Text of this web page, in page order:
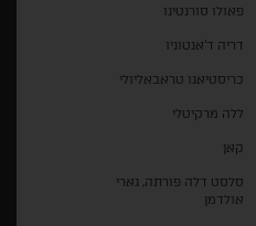
פאולו סורנטינו
דריה ד'אנטוניו
כריסטיאנו טראבאליולי
ללה מרקיטלי
קאן
סלסט דלה פורתה, גארי
אולדמן